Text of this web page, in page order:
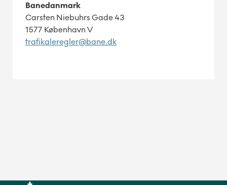
Banedanmark
Carsten Niebuhrs Gade 43
1577 København V
trafikaleregler@bane.dk